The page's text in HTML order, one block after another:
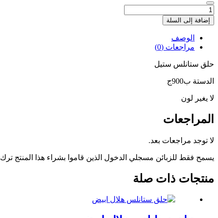
كمية
حلق
ستانلس
ستيل
إضافة إلى السلة
الوصف
مراجعات (0)
حلق ستانلس ستيل
الدستة ب900ج
لا يغير لون
المراجعات
لا توجد مراجعات بعد.
يسمح فقط للزبائن مسجلي الدخول الذين قاموا بشراء هذا المنتج
منتجات ذات صلة